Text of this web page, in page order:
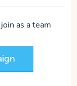
as a team